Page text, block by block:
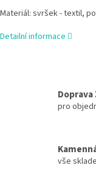
Materiál: svršek - textil,
Detailní informace
Doprava
pro
vše